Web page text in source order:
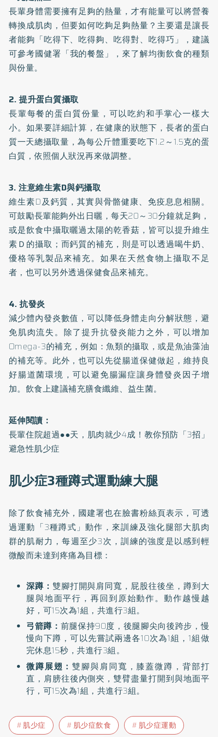
長輩身體需要擁有足夠的熱量，才有能量可以將營養
轉換成肌肉，但要如何吃夠足夠熱量？主要還是讓長
者能夠「吃得下、吃得夠、吃得對、吃得巧」，建議
可參考國健署 「我的餐盤」
，來了解均衡飲食的種類
與份量。
2. 提升蛋白質攝取
長輩每餐的蛋白質份量，可以吃約和手掌心一樣大
小。如果要詳細計算，在健康的狀態下，長者的蛋白
質一天總攝取量，為每公斤體重要吃下1.2～1.5克的蛋
白質，依照個人狀況再來做調整。
3. 注意維生素D與鈣攝取
維生素D及鈣質，其實與骨骼健康、免疫息息相關。
可鼓勵長輩能夠外出日曬，每天20～30分鐘就足夠，
或是飲食中攝取曬過太陽的乾香菇，皆可以提升維生
素Ｄ的攝取；而鈣質的補充，則是可以透過喝牛奶、
優格等乳製品來補充。如果在天然食物上攝取不足
者，也可以另外透過保健食品來補充。
4. 抗發炎
減少體內發炎數值，可以降低身體走向分解狀態，避
免肌肉流失。除了提升抗發炎能力之外，可以增加
Omega-3的補充，例如：魚類的攝取，或是魚油藻油
的補充等。此外，也可以先從腸道保健做起，維持良
好腸道菌環境，可以避免腸漏症讓身體發炎因子增
加。飲食上建議補充膳食纖維、益生菌。
延伸閱讀：
長輩住院超過●●天，肌肉就少4成！教你預防「3招」
避急性肌少症
肌少症3種蹲式運動練大腿
除了飲食補充外，國建署也在臉書粉絲頁表示，可透
過運動「3種蹲式」動作，來訓練及強化腿部大肌肉
群的肌耐力，每週至少3次，訓練的強度是以感到輕
微酸而未達到疼痛為目標：
深蹲： 雙腳打開與肩同寬，屁股往後坐，蹲到大
腿與地面平行，再回到原始動作。動作越慢越
好，可15次為1組，共進行3組。
弓箭蹲： 前腿保持90度，後腿腳尖向後跨步，慢
慢向下蹲，可以先嘗試兩邊各10次為1組，1組做
完休息15秒，共進行3組。
微蹲展翅：雙腳與肩同寬，膝蓋微蹲，背部打
直，肩膀往後內側夾，雙臂盡量打開到與地面平
行，可15次為1組，共進行3組。
肌少症 肌少症飲食
肌少症運動